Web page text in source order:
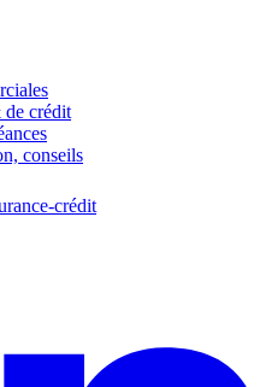
de crédit
conseils
crédit